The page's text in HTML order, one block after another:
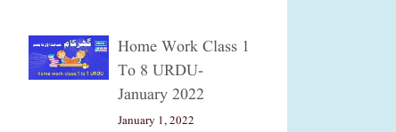
Home Work Class 1
To 8 URDU-
January 2022
January 1, 2022